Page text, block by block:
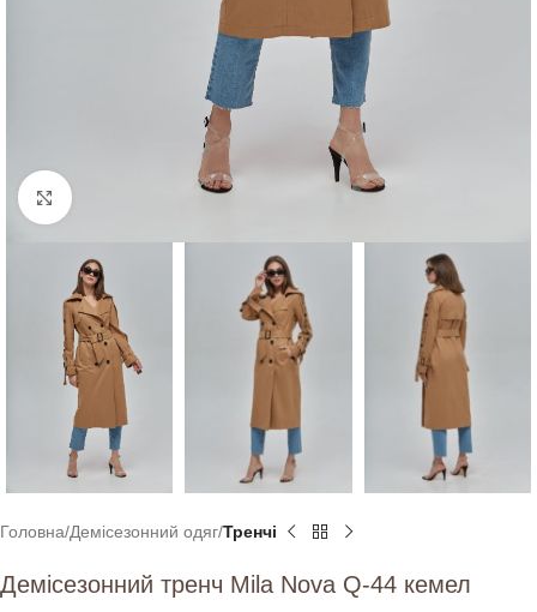
Натисніть, щоб збільшити
Головна Демісезонний одяг Тренчі
Демісезонний тренч Mila Nova Q-44 кемел